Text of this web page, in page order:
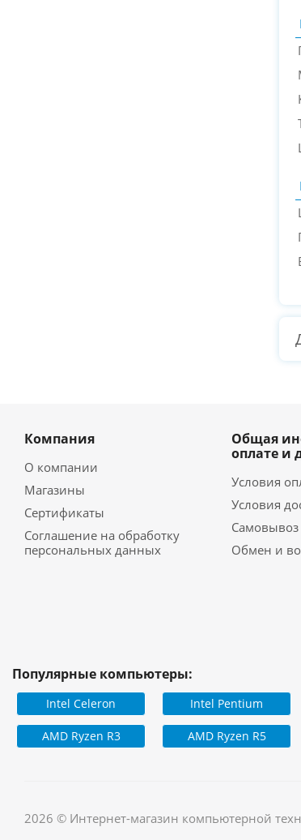
Компания
О компании
Магазины
Сертификаты
Соглашение на обработку
персональных данных
Общая
оплате и
Условия
Условия
Самовывоз
Обмен и
Популярные компьютеры:
Intel Celeron Intel Pentium
AMD Ryzen R3 AMD Ryzen R5
2026 © Интернет-магазин компьютерной